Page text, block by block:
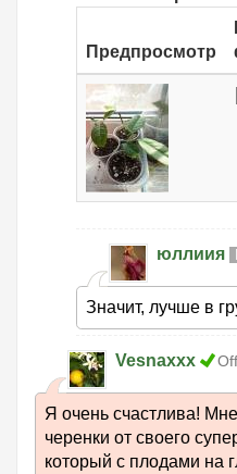
Предпросмотр
юллиия
Значит, лучше в
Vesnaxxx
Я очень счастлива!
черенки от своего
который с плодами на